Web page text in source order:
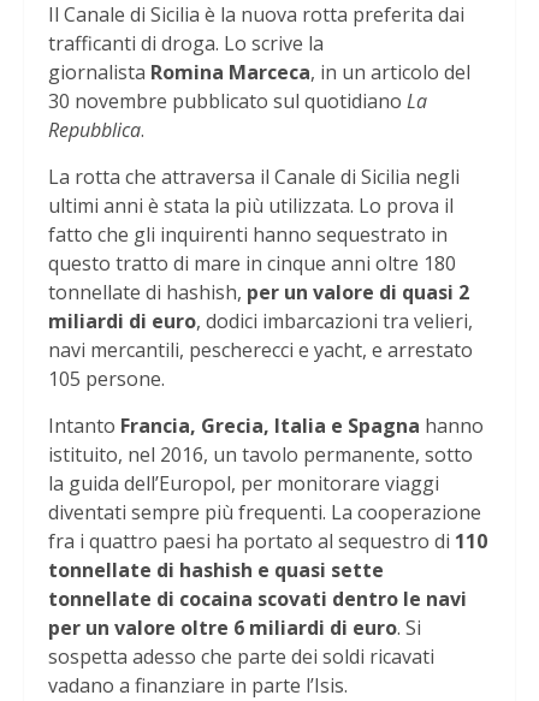
Il Canale di Sicilia è la nuova rotta preferita dai
trafficanti di droga. Lo scrive la
giornalista Romina Marceca, in un articolo del
30 novembre pubblicato sul quotidiano La
Repubblica.
La rotta che attraversa il Canale di Sicilia negli
ultimi anni è stata la più utilizzata. Lo prova il
fatto che gli inquirenti hanno sequestrato in
questo tratto di mare in cinque anni oltre 180
tonnellate di hashish, per un valore di quasi 2
miliardi di euro, dodici imbarcazioni tra velieri,
navi mercantili, pescherecci e yacht, e arrestato
105 persone.
Intanto Francia, Grecia, Italia e Spagna hanno
istituito, nel 2016, un tavolo permanente, sotto
la guida dell’Europol, per monitorare viaggi
diventati sempre più frequenti. La cooperazione
fra i quattro paesi ha portato al sequestro di 110
tonnellate di hashish e quasi sette
tonnellate di cocaina scovati dentro le navi
per un valore oltre 6 miliardi di euro. Si
sospetta adesso che parte dei soldi ricavati
vadano a finanziare in parte l’Isis.